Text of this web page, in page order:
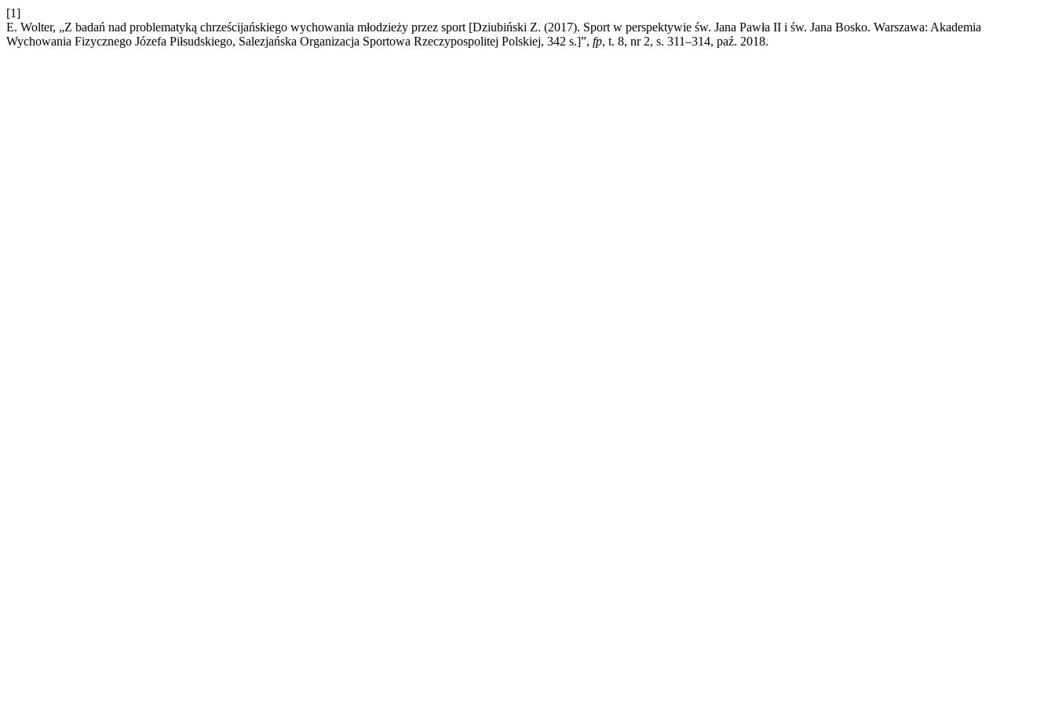
[1]
E. Wolter, „Z badań nad problematyką chrześcijańskiego wychowania młodzieży przez sport [Dziubiński Z. (2017). Sport w perspektywie św. Jana Pawła II i św. Jana Bosko. Warszawa: Akademia
Wychowania Fizycznego Józefa Piłsudskiego, Salezjańska Organizacja Sportowa Rzeczypospolitej Polskiej, 342 s.]”, fp, t. 8, nr 2, s. 311–314, paź. 2018.